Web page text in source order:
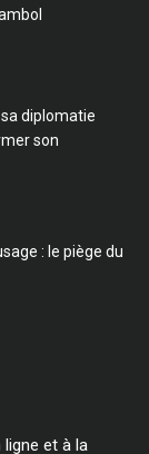
sa diplomatie
son
: le piège du
ligne et à la